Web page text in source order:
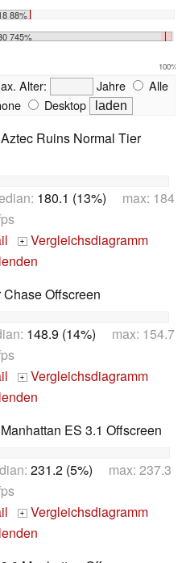
88%
745%
100%
Alter: Jahre
Alle
Desktop
Ruins Normal Tier
180.1 (13%) max: 184
+ Vergleichsdiagramm
Offscreen
148.9 (14%) max: 154.7
+ Vergleichsdiagramm
ES 3.1 Offscreen
231.2 (5%) max: 237.3
+ Vergleichsdiagramm